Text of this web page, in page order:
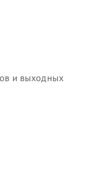
и выходных